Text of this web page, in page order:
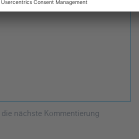
nächste Kommentierung